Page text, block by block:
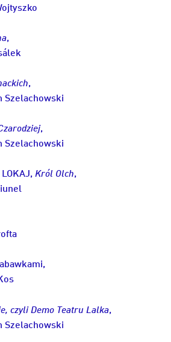
,
Szelachowski
,
Szelachowski
Król Olch,
czyli Demo Teatru Lalka
Szelachowski